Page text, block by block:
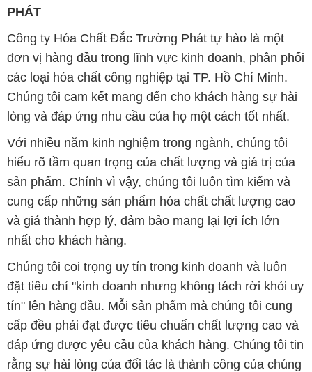
PHÁT
Công ty Hóa Chất Đắc Trường Phát tự hào là một
đơn vị hàng đầu trong lĩnh vực kinh doanh, phân phối
các loại hóa chất công nghiệp tại TP. Hồ Chí Minh.
Chúng tôi cam kết mang đến cho khách hàng sự hài
lòng và đáp ứng nhu cầu của họ một cách tốt nhất.
Với nhiều năm kinh nghiệm trong ngành, chúng tôi
hiểu rõ tầm quan trọng của chất lượng và giá trị của
sản phẩm. Chính vì vậy, chúng tôi luôn tìm kiếm và
cung cấp những sản phẩm hóa chất chất lượng cao
và giá thành hợp lý, đảm bảo mang lại lợi ích lớn
nhất cho khách hàng.
Chúng tôi coi trọng uy tín trong kinh doanh và luôn
đặt tiêu chí "kinh doanh nhưng không tách rời khỏi uy
tín" lên hàng đầu. Mỗi sản phẩm mà chúng tôi cung
cấp đều phải đạt được tiêu chuẩn chất lượng cao và
đáp ứng được yêu cầu của khách hàng. Chúng tôi tin
rằng sự hài lòng của đối tác là thành công của chúng